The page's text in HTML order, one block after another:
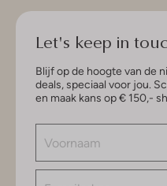
Let's keep in
Blijf op de hoogte van de
deals, speciaal voor jou.
en maak kans op € 150,-